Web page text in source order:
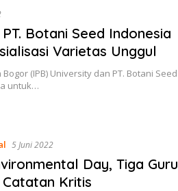
Botani Seed Indonesia
Varietas Unggul
(IPB) University dan PT. Botani Seed
untuk…
5 Juni 2022
Day, Tiga Guru
Kritis